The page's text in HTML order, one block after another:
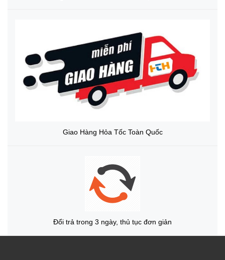
Giao Hàng Hỏa Tốc Toàn Quốc
Đổi trả trong 3 ngày, thủ tục đơn giản